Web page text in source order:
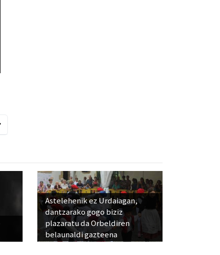
Astelehenik ez Urdaiagan,
dantzarako gogo biziz
plazaratu da Orbeldiren
belaunaldi gazteena